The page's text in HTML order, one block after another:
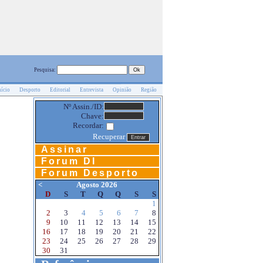
Pesquisa:
Desporto Editorial Entrevista Opinião Região
Nº Assin./ID:
Chave:
Recordar:
Recuperar
Assinar
Forum DI
Forum Desporto
<
Agosto 2026
D
S T Q Q S
S
1
2
3 4 5 6 7
8
9
10 11 12 13 14
15
16
17 18 19 20 21
22
23
24 25 26 27 28
29
30
31